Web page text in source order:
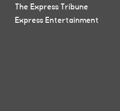
The Express Tribune
Express Entertainment